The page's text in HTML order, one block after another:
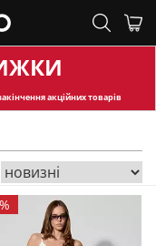
акційних товарів